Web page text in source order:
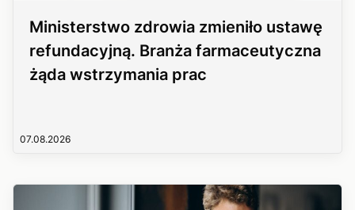
Ministerstwo zdrowia zmieniło ustawę
refundacyjną. Branża farmaceutyczna
żąda wstrzymania prac
07.08.2026